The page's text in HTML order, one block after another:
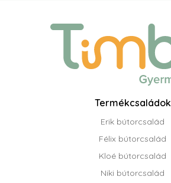
Termékcsaládok
Erik bútorcsalád
Félix bútorcsalád
Kloé bútorcsalád
Niki bútorcsalád